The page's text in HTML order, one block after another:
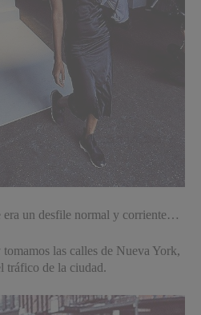
era un desfile normal y corriente…
tomamos las calles de Nueva York,
tráfico de la ciudad.